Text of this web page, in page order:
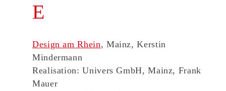
E
Design am Rhein, Mainz, Kerstin
Mindermann
Realisation: Univers GmbH, Mainz, Frank
Mauer